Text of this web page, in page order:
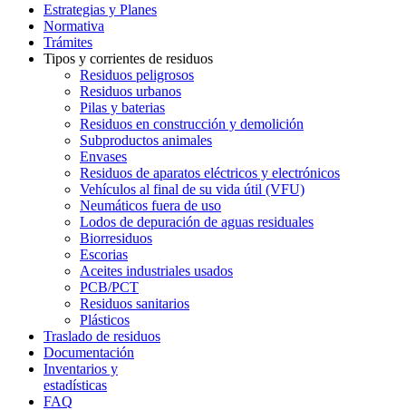
Estrategias y Planes
Normativa
Trámites
Tipos y corrientes de residuos
Residuos peligrosos
Residuos urbanos
Pilas y baterias
Residuos en construcción y demolición
Subproductos animales
Envases
Residuos de aparatos eléctricos y electrónicos
Vehículos al final de su vida útil (VFU)
Neumáticos fuera de uso
Lodos de depuración de aguas residuales
Biorresiduos
Escorias
Aceites industriales usados
PCB/PCT
Residuos sanitarios
Plásticos
Traslado de residuos
Documentación
Inventarios y
estadísticas
FAQ